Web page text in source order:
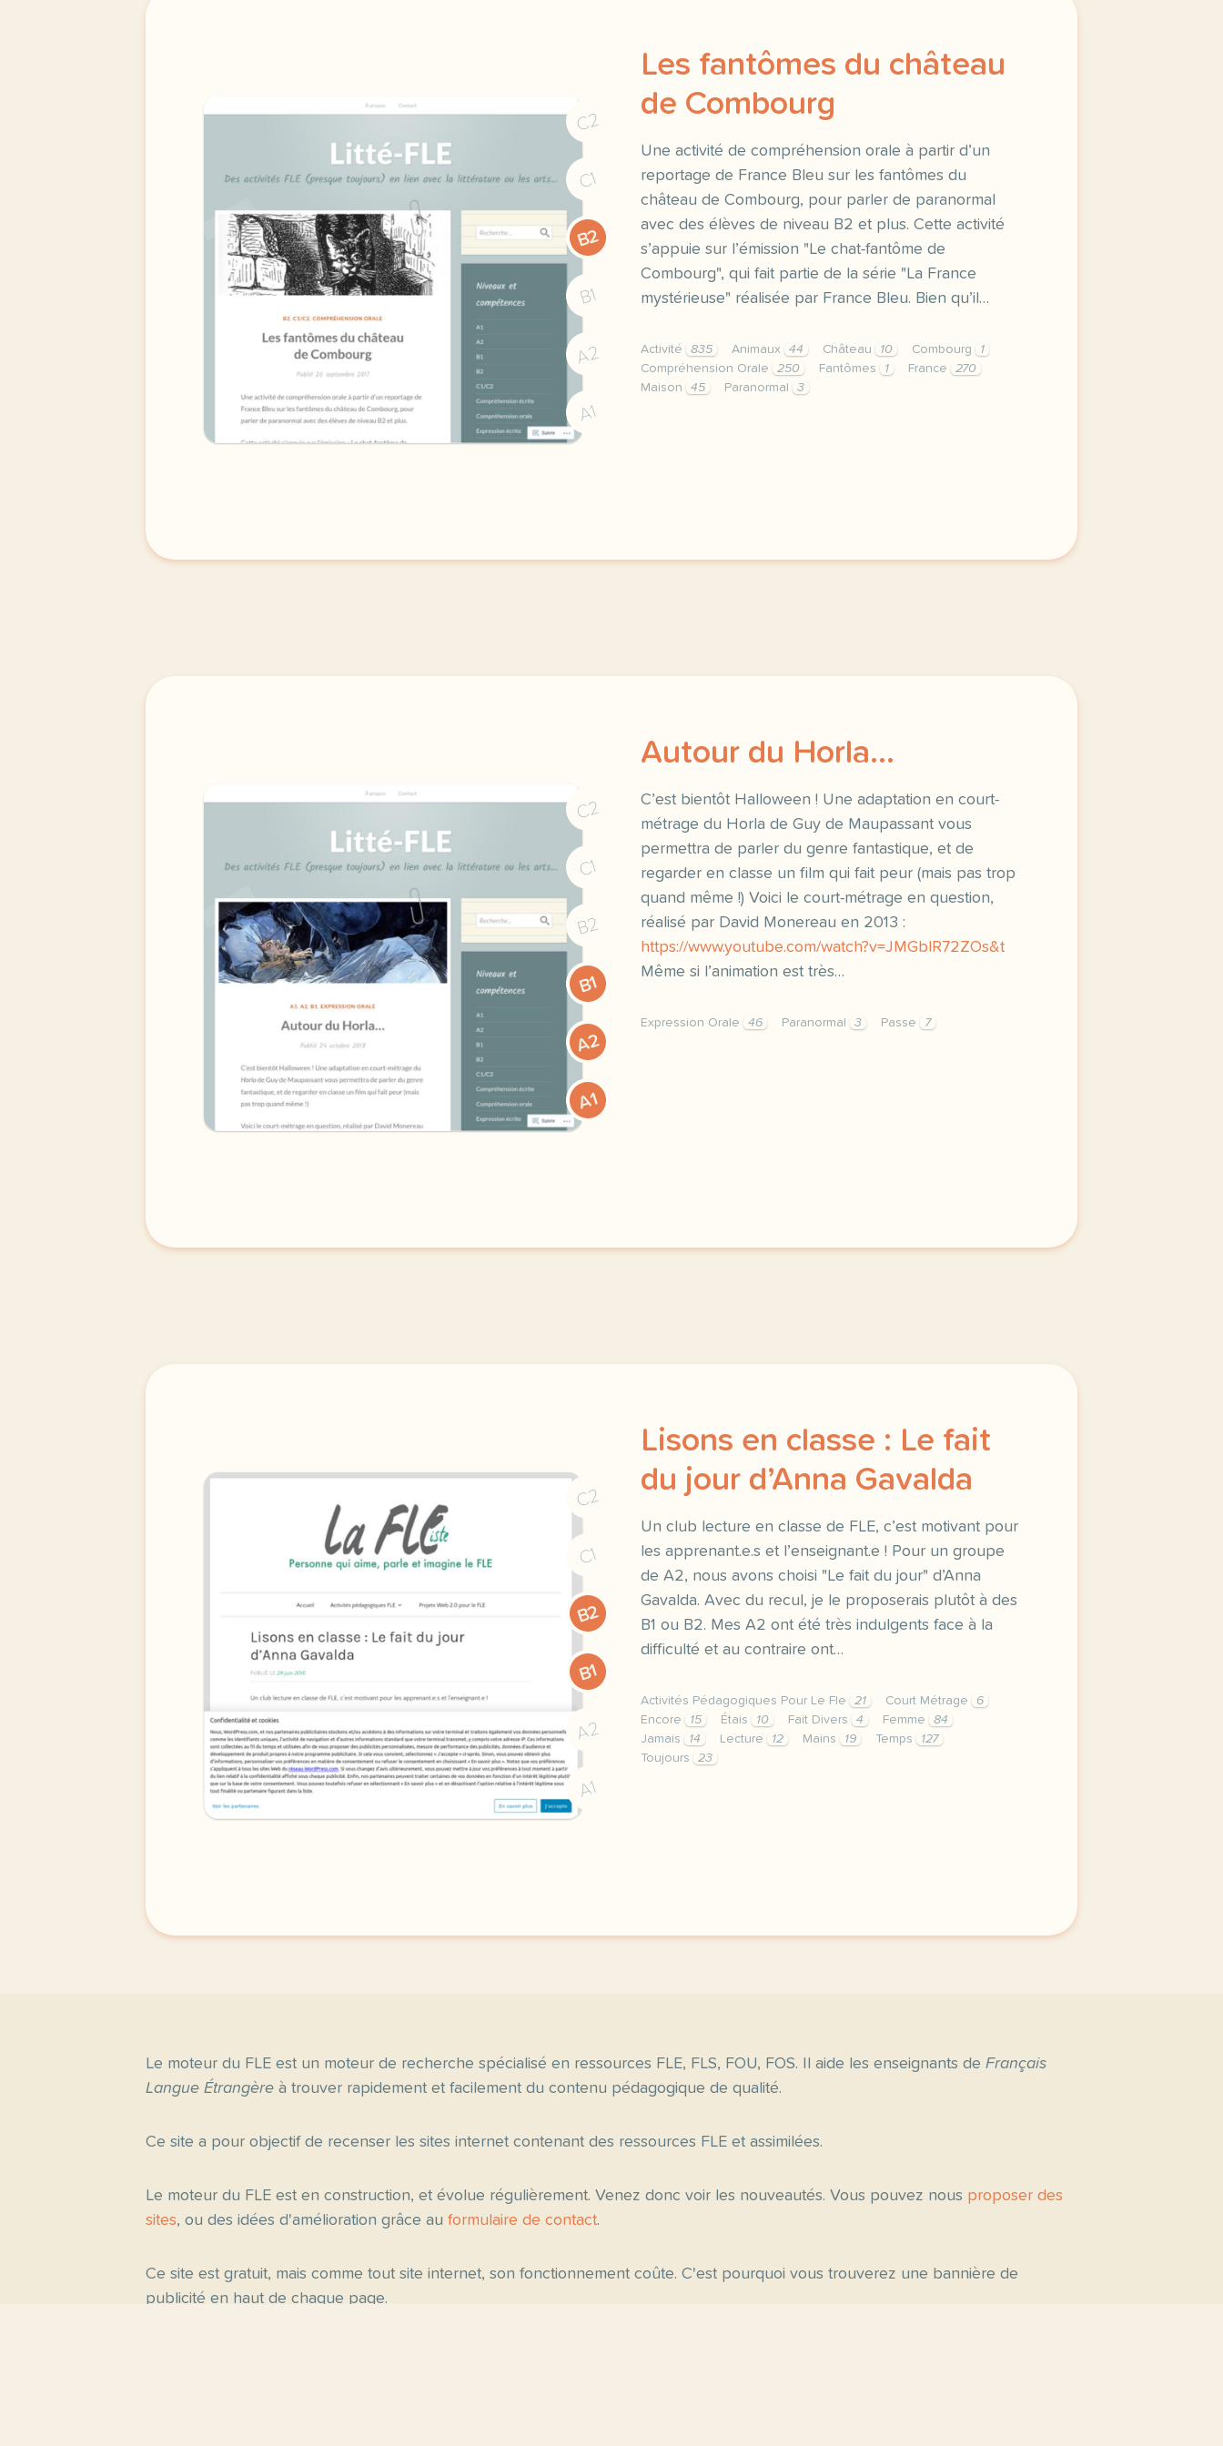
C2
C1
B2
B1
A2
A1
Les fantômes du château
de Combourg
Une activité de compréhension orale à partir d’un
reportage de France Bleu sur les fantômes du
château de Combourg, pour parler de paranormal
avec des élèves de niveau B2 et plus. Cette activité
s’appuie sur l’émission "Le chat-fantôme de
Combourg", qui fait partie de la série "La France
mystérieuse" réalisée par France Bleu. Bien qu’il…
Activité 835 Animaux 44 Château 10 Combourg
1
Compréhension Orale
250 Fantômes 1 France
270
Maison
45 Paranormal 3
C2
C1
B2
B1
A2
A1
Autour du Horla…
C’est bientôt Halloween ! Une adaptation en court-
métrage du Horla de Guy de Maupassant vous
permettra de parler du genre fantastique, et de
regarder en classe un film qui fait peur (mais pas trop
quand même !) Voici le court-métrage en question,
réalisé par David Monereau en 2013 :
https://www.youtube.com/watch?v=JMGblR72ZOs&t
Même si l’animation est très…
Expression Orale 46 Paranormal 3 Passe 7
C2
C1
B2
B1
A2
A1
Lisons en classe : Le fait
du jour d’Anna Gavalda
Un club lecture en classe de FLE, c’est motivant pour
les apprenant.e.s et l’enseignant.e ! Pour un groupe
de A2, nous avons choisi "Le fait du jour" d’Anna
Gavalda. Avec du recul, je le proposerais plutôt à des
B1 ou B2. Mes A2 ont été très indulgents face à la
difficulté et au contraire ont…
Activités Pédagogiques Pour Le Fle 21 Court Métrage
6
Encore
15 Étais 10 Fait Divers 4 Femme
84
Jamais
14 Lecture 12 Mains 19 Temps
127
Toujours
23
Le moteur du FLE est un moteur de recherche spécialisé en ressources FLE, FLS, FOU, FOS. Il aide les enseignants de Français
Langue Étrangère à trouver rapidement et facilement du contenu pédagogique de qualité.
Ce site a pour objectif de recenser les sites internet contenant des ressources FLE et assimilées.
Le moteur du FLE est en construction, et évolue régulièrement. Venez donc voir les nouveautés. Vous pouvez nous proposer des
sites, ou des idées d'amélioration grâce au formulaire de contact.
Ce site est gratuit, mais comme tout site internet, son fonctionnement coûte. C'est pourquoi vous trouverez une bannière de
publicité en haut de chaque page.